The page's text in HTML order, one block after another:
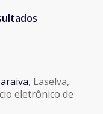
, Laselva,
eletrônico de